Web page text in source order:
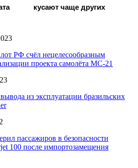
кусают чаще других
РФ счёл нецелесообразным
проекта самолёта МС-21
вывода из эксплуатации бразильских
пассажиров в безопасности
100 после импортозамещения